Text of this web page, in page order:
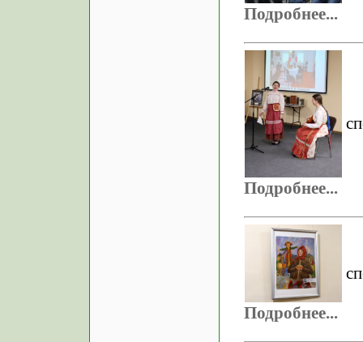
Подробнее...
Подробнее...
Подробнее...